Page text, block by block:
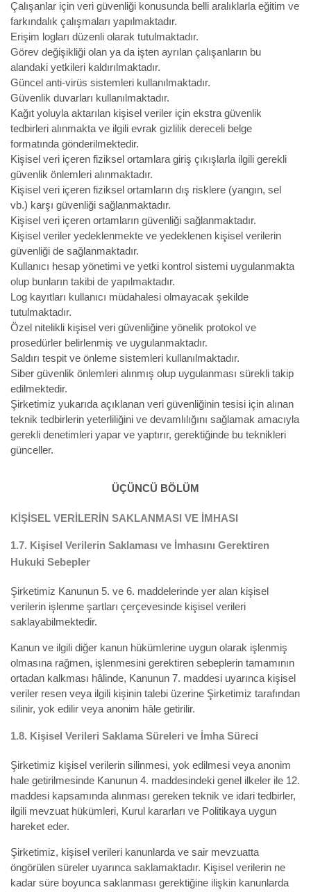
Çalışanlar için veri güvenliği konusunda belli aralıklarla eğitim ve
farkındalık çalışmaları yapılmaktadır.
Erişim logları düzenli olarak tutulmaktadır.
Görev değişikliği olan ya da işten ayrılan çalışanların bu
alandaki yetkileri kaldırılmaktadır.
Güncel anti-virüs sistemleri kullanılmaktadır.
Güvenlik duvarları kullanılmaktadır.
Kağıt yoluyla aktarılan kişisel veriler için ekstra güvenlik
tedbirleri alınmakta ve ilgili evrak gizlilik dereceli belge
formatında gönderilmektedir.
Kişisel veri içeren fiziksel ortamlara giriş çıkışlarla ilgili gerekli
güvenlik önlemleri alınmaktadır.
Kişisel veri içeren fiziksel ortamların dış risklere (yangın, sel
vb.) karşı güvenliği sağlanmaktadır.
Kişisel veri içeren ortamların güvenliği sağlanmaktadır.
Kişisel veriler yedeklenmekte ve yedeklenen kişisel verilerin
güvenliği de sağlanmaktadır.
Kullanıcı hesap yönetimi ve yetki kontrol sistemi uygulanmakta
olup bunların takibi de yapılmaktadır.
Log kayıtları kullanıcı müdahalesi olmayacak şekilde
tutulmaktadır.
Özel nitelikli kişisel veri güvenliğine yönelik protokol ve
prosedürler belirlenmiş ve uygulanmaktadır.
Saldırı tespit ve önleme sistemleri kullanılmaktadır.
Siber güvenlik önlemleri alınmış olup uygulanması sürekli takip
edilmektedir.
Şirketimiz yukarıda açıklanan veri güvenliğinin tesisi için alınan
teknik tedbirlerin yeterliliğini ve devamlılığını sağlamak amacıyla
gerekli denetimleri yapar ve yaptırır, gerektiğinde bu teknikleri
günceller.
ÜÇÜNCÜ BÖLÜM
KİŞİSEL VERİLERİN SAKLANMASI VE İMHASI
1.7. Kişisel Verilerin Saklaması ve İmhasını Gerektiren
Hukuki Sebepler
Şirketimiz Kanunun 5. ve 6. maddelerinde yer alan kişisel
verilerin işlenme şartları çerçevesinde kişisel verileri
saklayabilmektedir.
Kanun ve ilgili diğer kanun hükümlerine uygun olarak işlenmiş
olmasına rağmen, işlenmesini gerektiren sebeplerin tamamının
ortadan kalkması hâlinde, Kanunun 7. maddesi uyarınca kişisel
veriler resen veya ilgili kişinin talebi üzerine Şirketimiz tarafından
silinir, yok edilir veya anonim hâle getirilir.
1.8. Kişisel Verileri Saklama Süreleri ve İmha Süreci
Şirketimiz kişisel verilerin silinmesi, yok edilmesi veya anonim
hale getirilmesinde Kanunun 4. maddesindeki genel ilkeler ile 12.
maddesi kapsamında alınması gereken teknik ve idari tedbirler,
ilgili mevzuat hükümleri, Kurul kararları ve Politikaya uygun
hareket eder.
Şirketimiz, kişisel verileri kanunlarda ve sair mevzuatta
öngörülen süreler uyarınca saklamaktadır. Kişisel verilerin ne
kadar süre boyunca saklanması gerektiğine ilişkin kanunlarda